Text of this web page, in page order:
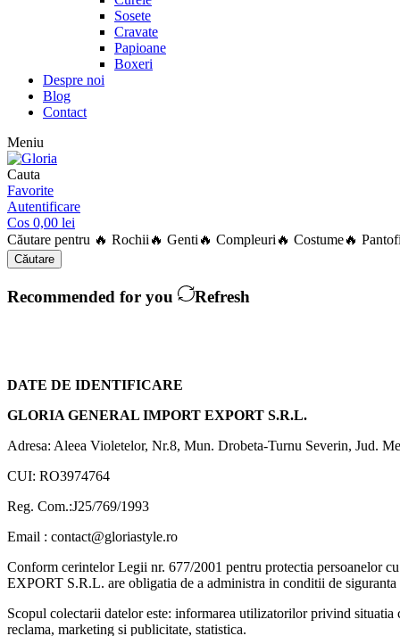
Sosete
Cravate
Papioane
Boxeri
Despre noi
Blog
Contact
Meniu
Cauta
Favorite
Autentificare
Cos 0,00 lei
Căutare pentru 🔥 Rochii 🔥 Genti 🔥 Compleuri 🔥 Costume🔥 Pantofi
Căutare
Recommended for you Refresh
DATE DE IDENTIFICARE
GLORIA GENERAL IMPORT EXPORT S.R.L.
Adresa: Aleea Violetelor, Nr.8, Mun. Drobeta-Turnu Severin, Jud.
CUI: RO3974764
Reg. Com.:J25/769/1993
Email : contact@gloriastyle.ro
Conform cerintelor Legii nr. 677/2001 pentru protectia persoanelor
EXPORT S.R.L. are obligatia de a administra in conditii de
Scopul colectarii datelor este: informarea utilizatorilor privind
reclama, marketing si publicitate, statistica.